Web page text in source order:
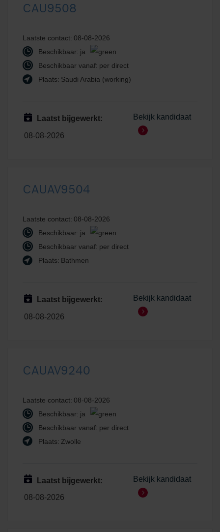
CAU9508
Laatste contact: 08-08-2026
Beschikbaar: ja
Beschikbaar vanaf: per direct
Plaats: Saudi Arabia (working)
Laatst bijgewerkt:
08-08-2026
Bekijk kandidaat
CAUAV9504
Laatste contact: 08-08-2026
Beschikbaar: ja
Beschikbaar vanaf: per direct
Plaats: Bathmen
Laatst bijgewerkt:
08-08-2026
Bekijk kandidaat
CAUAV9240
Laatste contact: 08-08-2026
Beschikbaar: ja
Beschikbaar vanaf: per direct
Plaats: Zwolle
Laatst bijgewerkt:
08-08-2026
Bekijk kandidaat